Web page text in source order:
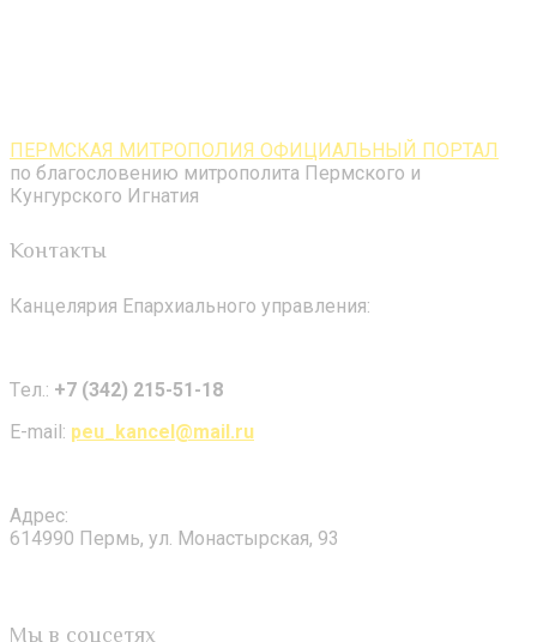
ПЕРМСКАЯ МИТРОПОЛИЯ ОФИЦИАЛЬНЫЙ ПОРТАЛ
по благословению митрополита Пермского и
Кунгурского Игнатия
Контакты
Канцелярия Епархиального управления:
Tел.: +7 (342) 215-51-18
E-mail: peu_kancel@mail.ru
Адрес:
614990 Пермь, ул. Монастырская, 93
Мы в соцсетях